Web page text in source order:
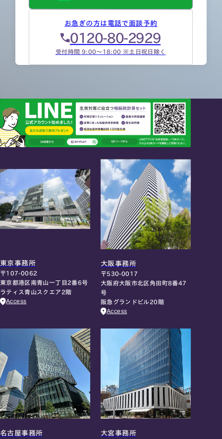
お急ぎの方は電話で面談予約
0120-80-2929
受付時間 9:00～18:00 ※土日祝日除く
東京事務所
〒107-0062
東京都港区南青山一丁目2番6号
ラティス青山スクエア2階
Access
大阪事務所
〒530-0017
大阪府大阪市北区角田町8番47
号
阪急グランドビル20階
Access
名古屋事務所 大宮事務所